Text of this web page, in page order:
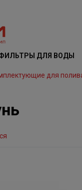
ДЛЯ ВОДЫ
для